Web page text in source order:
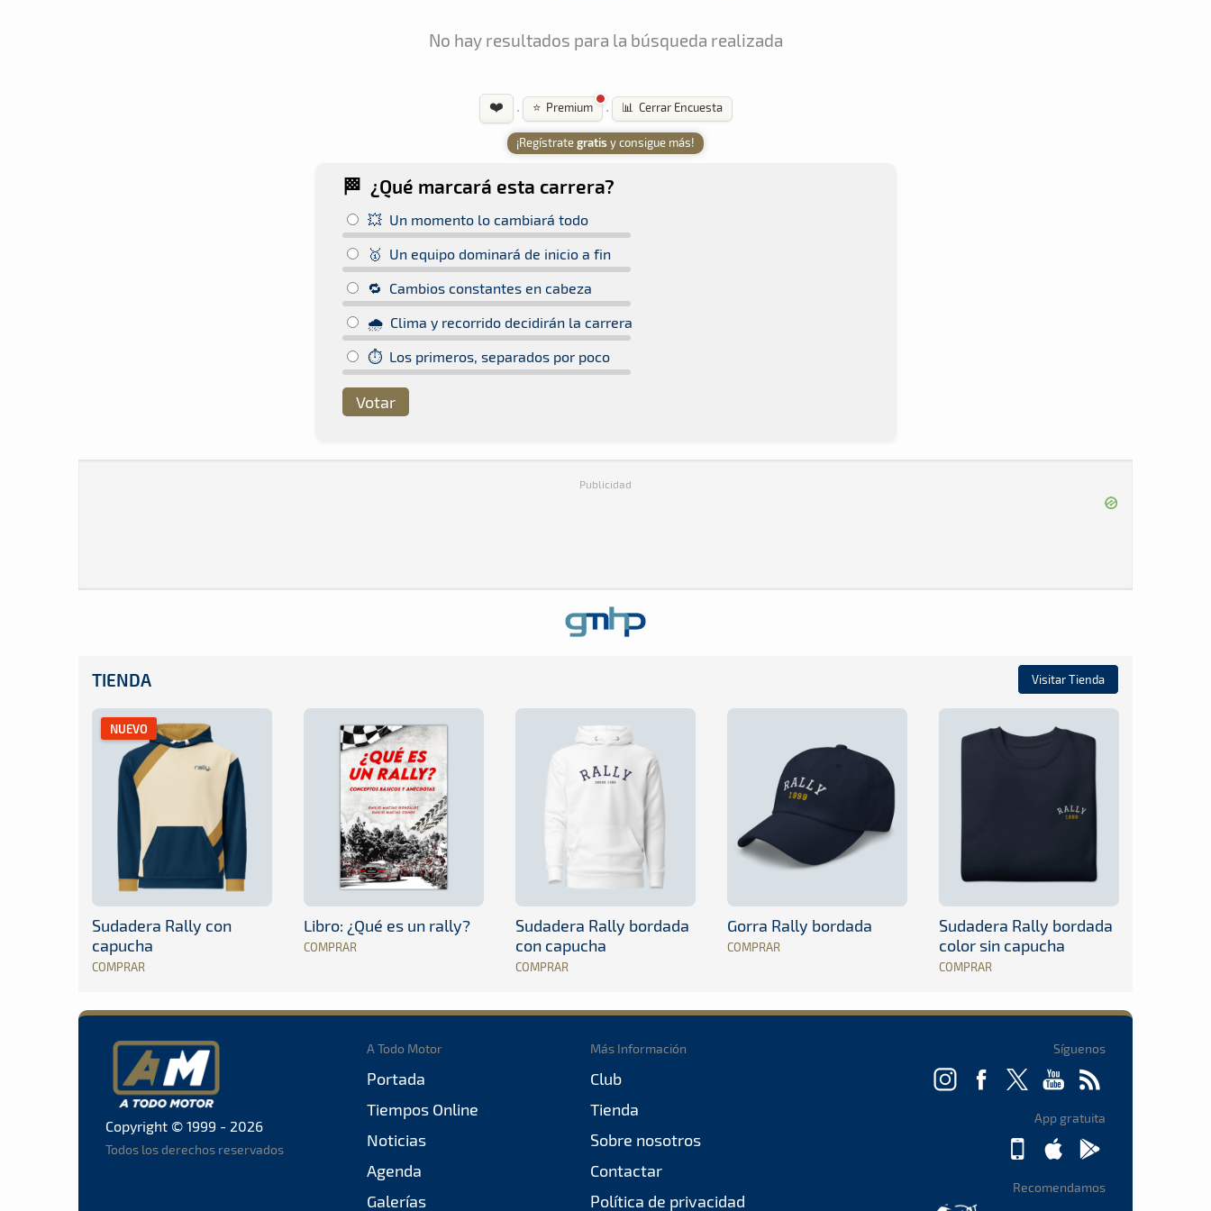
No hay resultados para la búsqueda realizada
❤️ · ⭐ Premium · 📊 Cerrar Encuesta
¡Regístrategratis y consigue más!
🏁 ¿Qué marcará esta carrera?
💥 Un momento lo cambiará todo
🥇 Un equipo dominará de inicio a fin
🔁 Cambios constantes en cabeza
🌧️ Clima y recorrido decidirán la carrera
⏱️ Los primeros, separados por poco
Votar
Publicidad
TIENDA Visitar Tienda
NUEVO
Sudadera Rally con
capucha
COMPRAR
Libro: ¿Qué es un rally?
COMPRAR
Sudadera Rally bordada
con capucha
COMPRAR
Gorra Rally bordada
COMPRAR
Sudadera Rally bordada
color sin capucha
COMPRAR
Copyright © 1999 - 2026
Todos los derechos reservados
A Todo Motor
Portada
Tiempos Online
Noticias
Agenda
Galerías
Más Información
Club
Tienda
Sobre nosotros
Contactar
Política de privacidad
Síguenos
App gratuita
Recomendamos